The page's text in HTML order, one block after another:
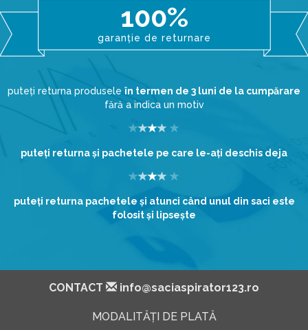
100%
garanție de returnare
puteți returna produsele în termen de 3 luni de la cumpărare
fără a indica un motiv
puteţi returna şi pachetele pe care le-aţi deschis deja
puteţi returna pachetele şi atunci când unul din saci este
folosit şi lipseşte
CONTACT info@saciaspirator123.ro
MODALITĂŢI DE PLATĂ